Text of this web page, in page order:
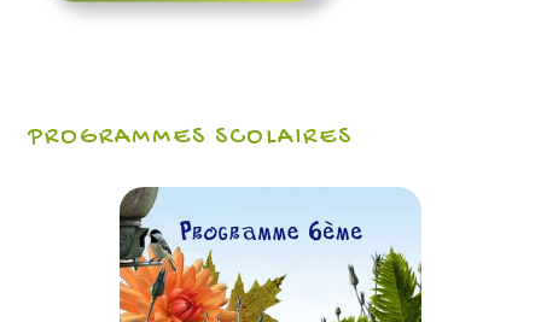
PROGRAMMES SCOLAIRES